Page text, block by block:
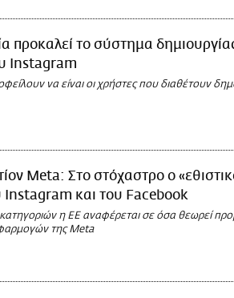
προκαλεί το σύστημα
Instagram
οφείλουν να είναι οι χρήστες που διαθέτουν
Meta: Στο στόχαστρο ο
Instagram και του Facebook
η ΕΕ αναφέρεται σε όσα θεωρεί
της Meta